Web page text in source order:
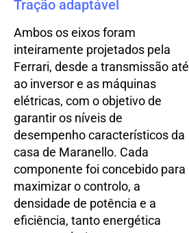
Tração adaptável
Ambos os eixos foram
inteiramente projetados pela
Ferrari, desde a transmissão até
ao inversor e as máquinas
elétricas, com o objetivo de
garantir os níveis de
desempenho característicos da
casa de Maranello. Cada
componente foi concebido para
maximizar o controlo, a
densidade de potência e a
eficiência, tanto energética